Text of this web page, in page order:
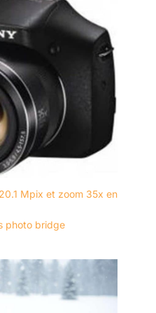
ou des événements sportifs, le
système de mise au point
automatique de cet appareil
photo vous permet de capturer
facilement chaque événement
important. Appuyez uniquement
en moitié sur le déclencheur
pour une mise au point précise,
puis appuyez à nouveau pour
capturer l'image.
Mpix et zoom 35x en
photo bridge